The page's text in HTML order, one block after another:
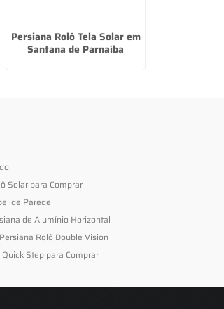
Persiana Rolô Tela Solar em
Santana de Parnaíba
Solar para Comprar
de Parede
de Alumínio Horizontal
Persiana Rolô Double Vision
Quick Step para Comprar